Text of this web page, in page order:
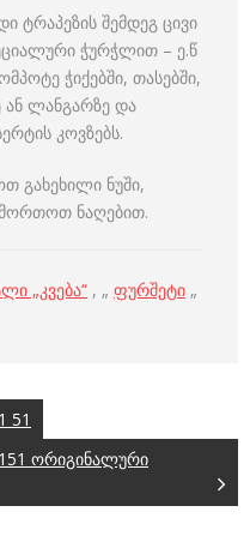
ტრაპეზის შემდეგ ცივი
ჭურჭლით – ე.წ
ჭიქებში, თასებში,
ლანგარზე და
კოვზებს.
გახეხილი ნუში,
მორთოთ ნაღებით.
„კვება“ , „ ფურშეტი „
51
ორიგინალური